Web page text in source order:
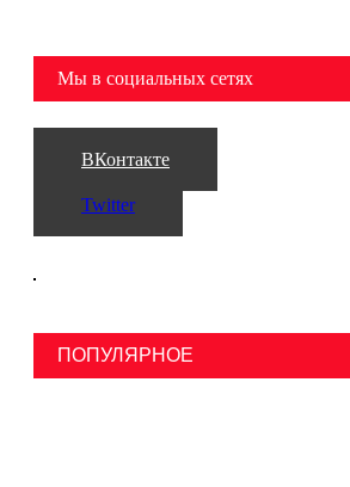
Мы в социальных сетях
ВКонтакте
Twitter
ПОПУЛЯРНОЕ